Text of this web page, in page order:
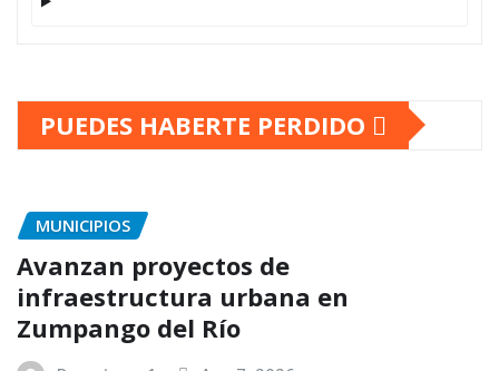
PUEDES HABERTE PERDIDO
MUNICIPIOS
Avanzan proyectos de
infraestructura urbana en
Zumpango del Río